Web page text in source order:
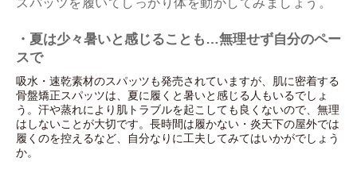
・夏は少々暑いと感じることも…無理せず自分のペー
スで
吸水・速乾素材のスパッツも発売されていますが、肌に密着する
骨盤矯正スパッツは、夏に履くと暑いと感じる人もいるでしょ
う。汗や蒸れにより肌トラブルを起こしても良くないので、無理
はしないことが大切です。長時間は履かない・炎天下の屋外では
履くのを控えるなど、自分なりに工夫してみてはいかがでしょう
か。